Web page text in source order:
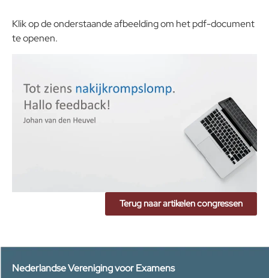
Klik op de onderstaande afbeelding om het pdf-document
te openen.
Terug naar artikelen congressen
Nederlandse Vereniging voor Examens